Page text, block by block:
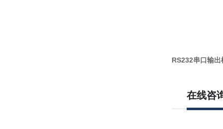
RS232串口输
在线咨